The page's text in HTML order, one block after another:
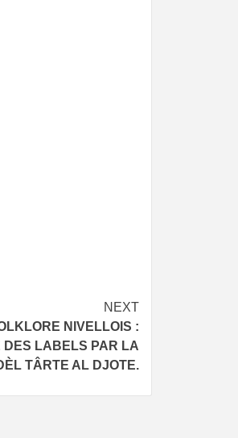
NEXT
NIVELLOIS :
DES LABELS PAR LA
TÂRTE AL DJOTE.